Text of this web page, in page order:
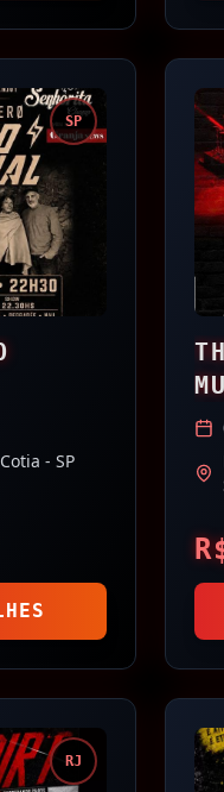
SP
Cotia - SP
RJ